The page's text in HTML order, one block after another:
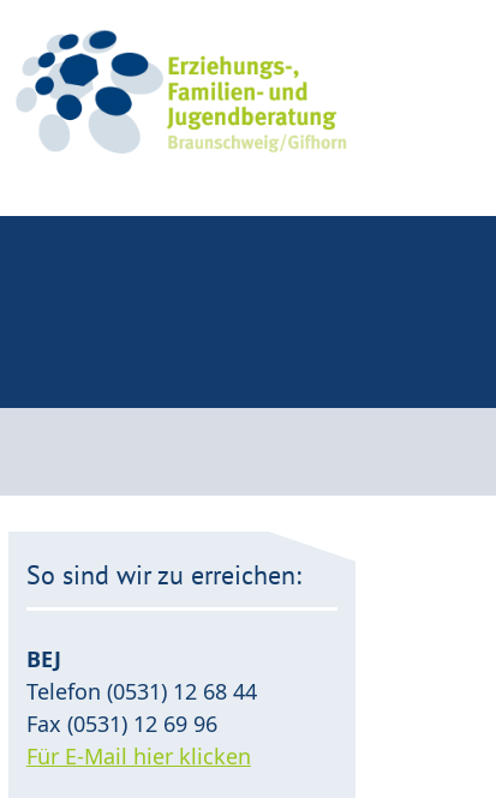
So sind wir zu erreichen:
BEJ
Telefon (0531) 12 68 44
Fax (0531) 12 69 96
Für E-Mail hier klicken